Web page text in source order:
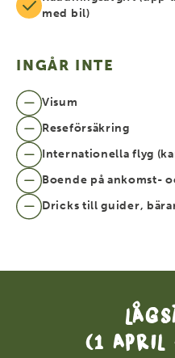
med bil)
INGÅR INTE
Visum
Reseförsäkring
Internationella flyg
Boende på ankomst-
Dricks till guider,
(1